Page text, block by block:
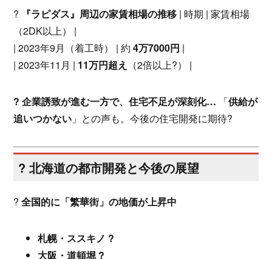
?
『ラピダス』周辺の家賃相場の推移 | 時期 | 家賃相場
（2DK以上） |
| 2023年9月（着工時） | 約4万7000円 |
| 2023年11月 | 11万円超え （2倍以上?） |
? 企業誘致が進む一方で、住宅不足が深刻化… 「供給が
追いつかない 」との声も。今後の住宅開発に期待?
?️ 北海道の都市開発と今後の展望
?全国的に「繁華街」の地価が上昇中
札幌・ススキノ ?️
大阪・道頓堀 ?